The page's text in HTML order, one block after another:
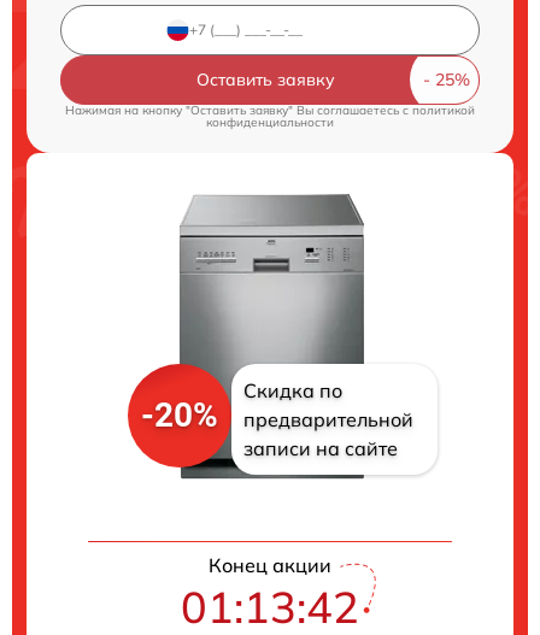
Оставить заявку
Нажимая на кнопку "Оставить заявку" Вы соглашаетесь cполитикой
конфиденциальности
-20%
Скидка по
предварительной
записи на сайте
Конец акции
01:13:41